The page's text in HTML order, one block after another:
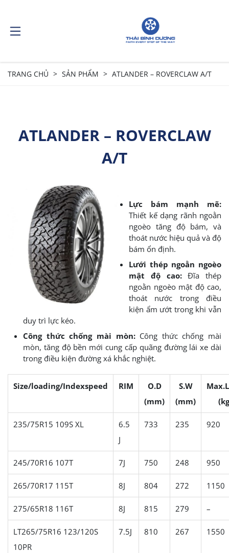
TRANG CHỦ SẢN PHẨM ATLANDER – ROVERCLAW A/T
ATLANDER – ROVERCLAW
A/T
Lực bám mạnh mẽ:
Thiết kế dạng rãnh ngoằn
ngoèo tăng độ bám, và
thoát nước hiệu quả và độ
bám ổn định.
Lưới thép ngoằn ngoèo
mật độ cao:Đĩa thép
ngoằn ngoèo mật độ cao,
thoát nước trong điều
kiện ẩm ướt trong khi vẫn
duy trì lực kéo.
Công thức chống mài mòn:Công thức chống mài
mòn, tăng độ bền mới cung cấp quãng đường lái xe dài
trong điều kiện đường xá khắc nghiệt.
Size/loading/Indexspeed RIM
O.D
(mm)
S.W
(mm)
235/75R15 109S XL
6.5
J
733 235 920
245/70R16 107T 7J 750 248 950
265/70R17 115T 8J 804 272 1150
275/65R18 116T 8J 815 279 –
LT265/75R16 123/120S
10PR
7.5J 810 267 1550